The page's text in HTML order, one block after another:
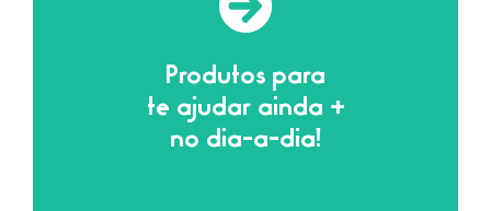
Produtos para
te ajudar ainda +
no dia-a-dia!
Não sabe o que comprar para
a sua casa?
Clique aqui